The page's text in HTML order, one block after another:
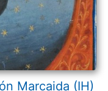
Marcaida (IH)